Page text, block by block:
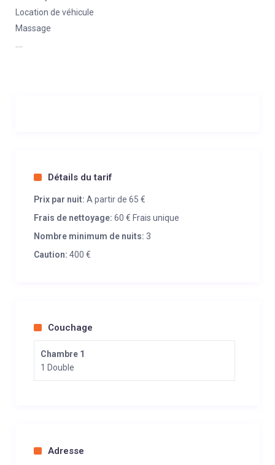
Location de véhicule
Massage
Détails du tarif
Prix par nuit: A partir de 65 €
Frais de nettoyage: 60 € Frais unique
Nombre minimum de nuits: 3
Caution: 400 €
Couchage
Chambre 1
1 Double
Adresse